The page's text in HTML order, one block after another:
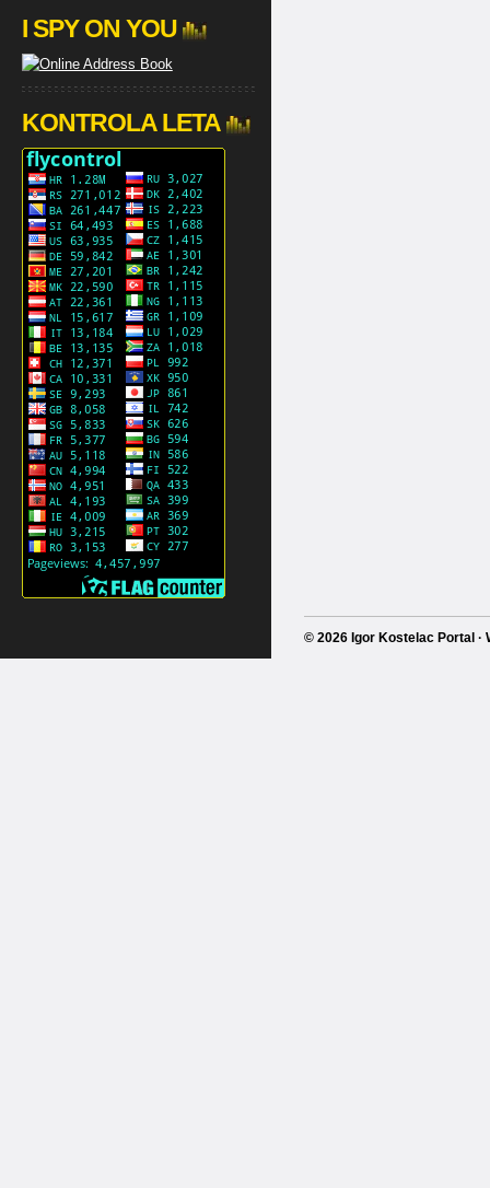
I SPY ON YOU
KONTROLA LETA
© 2026 Igor Kostelac Portal